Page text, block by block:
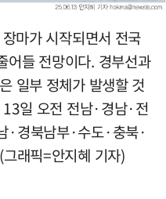
마가 시작되면서 전국
어들 전망이다. 경부선과
일부 정체가 발생할 것
일 오전 전남·경남·전
·경북남부·수도·충북·
래픽=안지혜 기자)